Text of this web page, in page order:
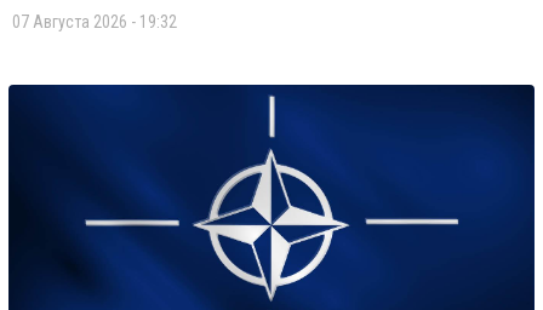
07 Августа 2026 - 19:32